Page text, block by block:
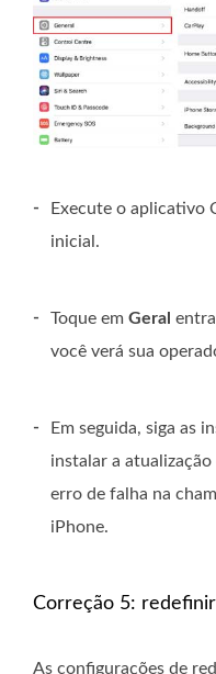
-
Execute o aplicativo
inicial.
- Toque em Geral
você verá sua
-
Em seguida, siga as
instalar a
erro de falha na
iPhone.
Correção 5:
As configurações de